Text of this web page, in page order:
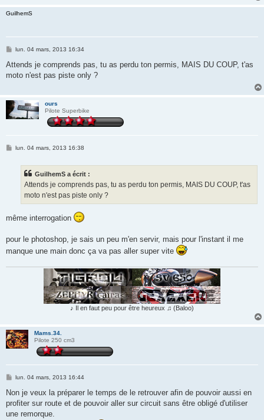
GuilhemS
M
s
a
lun. 04 mars, 2013 16:34
Attends je comprends pas, tu as perdu ton permis, MAIS DU COUP, t'as
moto n'est pas piste only ?
ours
Pilote Superbike
Mlun. 04 mars, 2013 16:38
GuilhemS a écrit :
Attends je comprends pas, tu as perdu ton permis, MAIS DU COUP, t'as
moto n'est pas piste only ?
même interrogation
pour le photoshop, je sais un peu m'en servir, mais pour l'instant il me
manque une main donc ça va pas aller super vite
♪ Il en faut peu pour être heureux ♫ (Baloo)
Mams.34.
Pilote 250 cm3
M
s
a
g
lun. 04 mars, 2013 16:44
Non je veux la préparer le temps de le retrouver afin de pouvoir aussi en
profiter sur route et de pouvoir aller sur circuit sans être obligé d'utiliser
une remorque.